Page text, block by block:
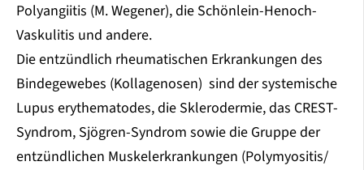
Polyangiitis (M. Wegener), die Schönlein-Henoch-
Vaskulitis und andere.
Die entzündlich rheumatischen Erkrankungen des
Bindegewebes (Kollagenosen) sind der systemische
Lupus erythematodes, die Sklerodermie, das CREST-
Syndrom, Sjögren-Syndrom sowie die Gruppe der
entzündlichen Muskelerkrankungen (Polymyositis/